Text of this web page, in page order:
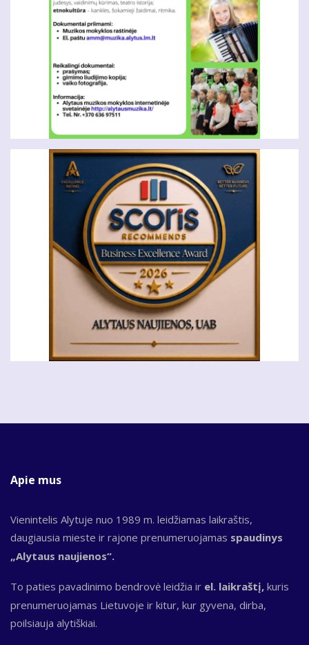
Apie mus
Vienintelis Alytuje nuo 1989 m. leidžiamas laikraštis,
daugiausia mieste ir rajone prenumeruojamas spaudinys
„Alytaus naujienos“.
To paties pavadinimo bendrovė leidžia ir el. laikraštį, kuris
prenumeruojamas Lietuvoje ir kitur, kur gyvena, dirba,
poilsiauja alytiškiai.